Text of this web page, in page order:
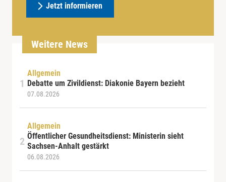
Jetzt informieren
Weitere News
Allgemein
Debatte um Zivildienst: Diakonie Bayern bezieht
07.08.2026
Allgemein
Öffentlicher Gesundheitsdienst: Ministerin sieht
Sachsen-Anhalt gestärkt
06.08.2026